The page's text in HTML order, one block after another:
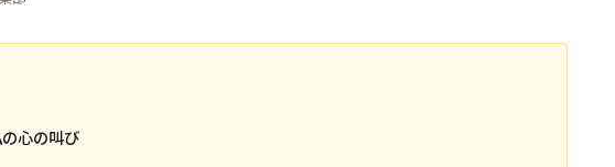
心の叫び